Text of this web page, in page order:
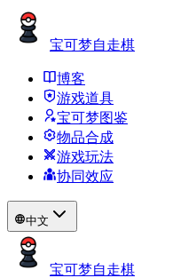
宝可梦自走棋
博客
游戏道具
宝可梦图鉴
物品合成
游戏玩法
协同效应
中文
宝可梦自走棋